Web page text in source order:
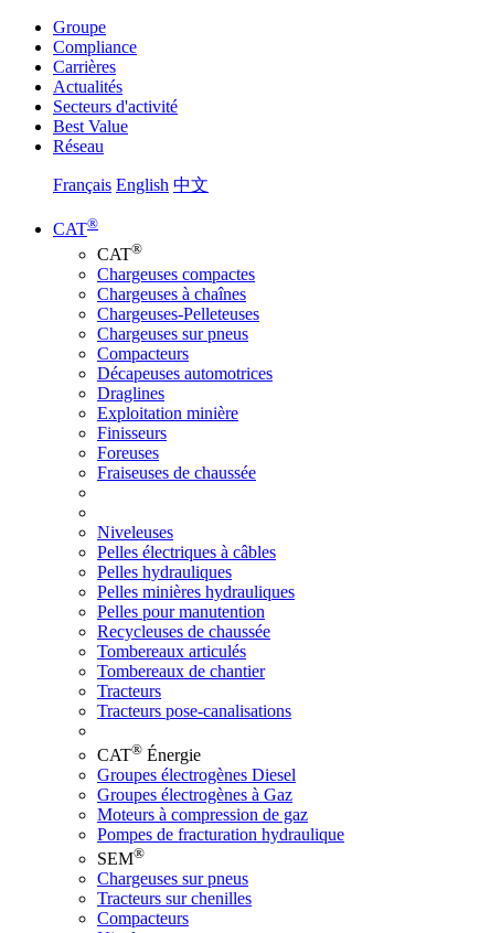
Groupe
Compliance
Carrières
Actualités
Secteurs d'activité
Best Value
Réseau
Français English 中文
CAT®
CAT®
Chargeuses compactes
Chargeuses à chaînes
Chargeuses-Pelleteuses
Chargeuses sur pneus
Compacteurs
Décapeuses automotrices
Draglines
Exploitation minière
Finisseurs
Foreuses
Fraiseuses de chaussée
Niveleuses
Pelles électriques à câbles
Pelles hydrauliques
Pelles minières hydrauliques
Pelles pour manutention
Recycleuses de chaussée
Tombereaux articulés
Tombereaux de chantier
Tracteurs
Tracteurs pose-canalisations
CAT® Énergie
Groupes électrogènes Diesel
Groupes électrogènes à Gaz
Moteurs à compression de gaz
Pompes de fracturation hydraulique
SEM®
Chargeuses sur pneus
Tracteurs sur chenilles
Compacteurs